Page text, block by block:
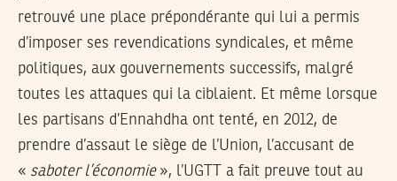
retrouvé une place prépondérante qui lui a permis
d’imposer ses revendications syndicales, et même
politiques, aux gouvernements successifs, malgré
toutes les attaques qui la ciblaient. Et même lorsque
les partisans d’Ennahdha ont tenté, en 2012, de
prendre d’assaut le siège de l’Union, l’accusant de
« saboter l’économie », l’UGTT a fait preuve tout au